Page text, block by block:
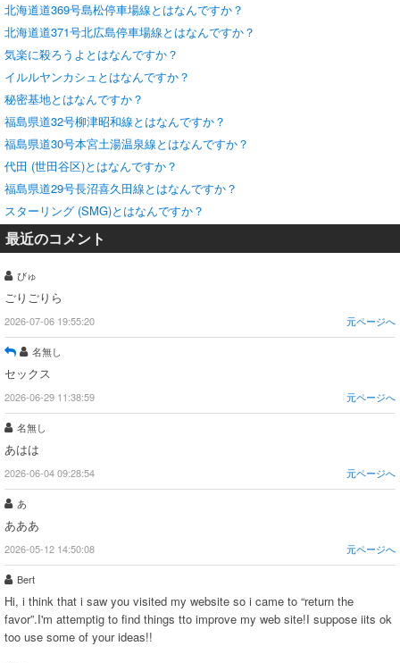
北海道道369号島松停車場線とはなんですか？
北海道道371号北広島停車場線とはなんですか？
気楽に殺ろうよとはなんですか？
イルルヤンカシュとはなんですか？
秘密基地とはなんですか？
福島県道32号柳津昭和線とはなんですか？
福島県道30号本宮土湯温泉線とはなんですか？
代田 (世田谷区)とはなんですか？
福島県道29号長沼喜久田線とはなんですか？
スターリング (SMG)とはなんですか？
最近のコメント
びゅ
ごりごりら
2026-07-06 19:55:20 元ページへ
名無し
セックス
2026-06-29 11:38:59 元ページへ
名無し
あはは
2026-06-04 09:28:54 元ページへ
あ
あああ
2026-05-12 14:50:08 元ページへ
Bert
Hi, i think that i saw you visited my website so i came to “return the
favor”.I'm attemptig to find things tto improve my web site!I suppose iits ok
too use some of your ideas!!